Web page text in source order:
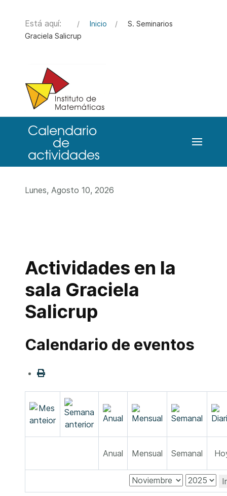
Está aquí: Inicio
S. Seminarios
Graciela Salicrup
Lunes, Agosto 10, 2026
Actividades en la
sala Graciela
Salicrup
Calendario de eventos
Anual Mensual Semanal